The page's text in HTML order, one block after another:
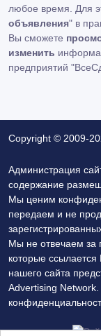
любое время. Для
объявления" в
Вы сможете
изменить
предприятий
Copyright © 2009-
Администрация
содержание
Мы ценим
передаем и не
Мы не отвечаем за
которые
нашего сайта
Advertising